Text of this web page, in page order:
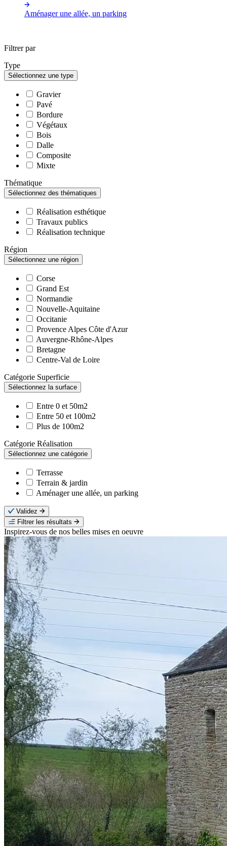
Aménager une allée, un parking
Filtrer par
Type
Sélectionnez une type
Gravier
Pavé
Bordure
Végétaux
Bois
Dalle
Composite
Mixte
Thématique
Sélectionnez des thématiques
Réalisation esthétique
Travaux publics
Réalisation technique
Région
Sélectionnez une région
Corse
Grand Est
Normandie
Nouvelle-Aquitaine
Occitanie
Provence Alpes Côte d'Azur
Auvergne-Rhône-Alpes
Bretagne
Centre-Val de Loire
Catégorie Superficie
Sélectionnez la surface
Entre 0 et 50m2
Entre 50 et 100m2
Plus de 100m2
Catégorie Réalisation
Sélectionnez une catégorie
Terrasse
Terrain & jardin
Aménager une allée, un parking
Validez
Filtrer les résultats
Inspirez-vous de nos belles mises en oeuvre